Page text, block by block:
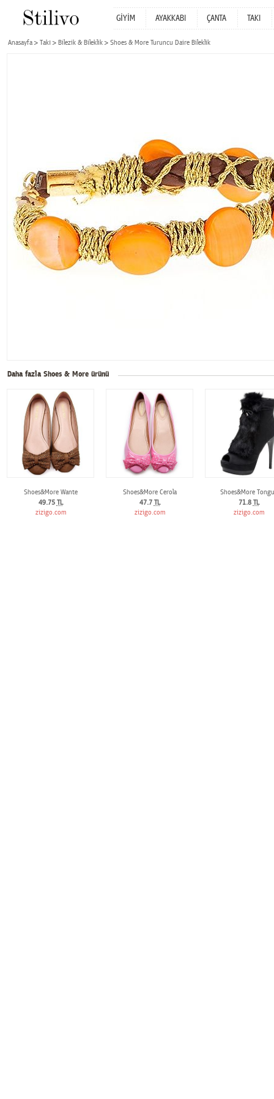
GİYİM AYAKKABI ÇANTA TAKI
Anasayfa Takı Bilezik & Bileklik Shoes & More Turuncu Daire Bileklik
Daha fazla Shoes & More ürünü
Shoes&More Wante
49.75 TL
zizigo.com
Shoes&More Cerola
47.7 TL
zizigo.com
Shoes&More
71.8 TL
zizigo.com